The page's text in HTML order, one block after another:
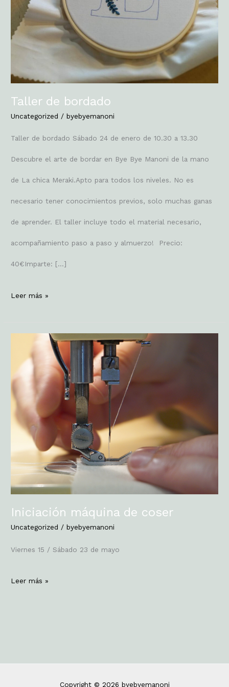
Taller de bordado
Uncategorized /byebyemanoni
Taller de bordado Sábado 24 de enero de 10.30 a 13.30
Descubre el arte de bordar en Bye Bye Manoni de la mano
de La chica Meraki.Apto para todos los niveles. No es
necesario tener conocimientos previos, solo muchas ganas
de aprender. El taller incluye todo el material necesario,
acompañamiento paso a paso y almuerzo! Precio:
40€Imparte: […]
Leer más »
Iniciación máquina de coser
Uncategorized /byebyemanoni
Viernes 15 / Sábado 23 de mayo
máquina
coser
Leer más »
Copyright © 2026 byebyemanoni